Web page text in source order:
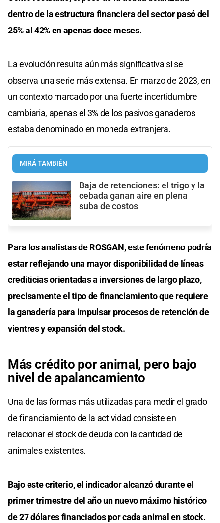
dentro de la estructura financiera del sector pasó del
25% al 42% en apenas doce meses.
La evolución resulta aún más significativa si se
observa una serie más extensa. En marzo de 2023, en
un contexto marcado por una fuerte incertidumbre
cambiaria, apenas el 3% de los pasivos ganaderos
estaba denominado en moneda extranjera.
MIRÁ TAMBIÉN
Baja de retenciones: el trigo y la
cebada ganan aire en plena
suba de costos
Para los analistas de ROSGAN, este fenómeno podría
estar reflejando una mayor disponibilidad de líneas
crediticias orientadas a inversiones de largo plazo,
precisamente el tipo de financiamiento que requiere
la ganadería para impulsar procesos de retención de
vientres y expansión del stock.
Más crédito por animal, pero bajo
nivel de apalancamiento
Una de las formas más utilizadas para medir el grado
de financiamiento de la actividad consiste en
relacionar el stock de deuda con la cantidad de
animales existentes.
Bajo este criterio, el indicador alcanzó durante el
primer trimestre del año un nuevo máximo histórico
de 27 dólares financiados por cada animal en stock.